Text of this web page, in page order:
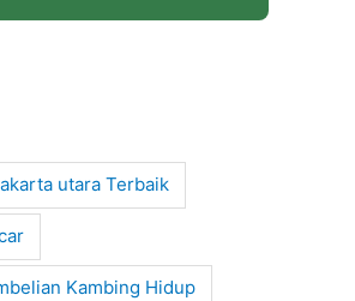
utara Terbaik
Kambing Hidup